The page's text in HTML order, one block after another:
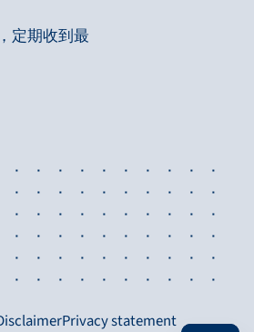
定期收到最
Privacy statement